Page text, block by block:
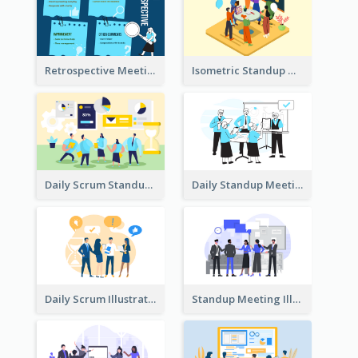
Retrospective Meeting Ideas Isometric Standup Meeting Illustration
Daily Scrum Standup Meeting Illustration Daily Standup Meeting Illustration
Daily Scrum Illustration Standup Meeting Illustration